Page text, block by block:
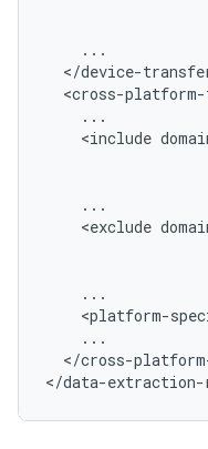
<cross-
<include
<exclude
<platform-
</cross-
</data-extraction-